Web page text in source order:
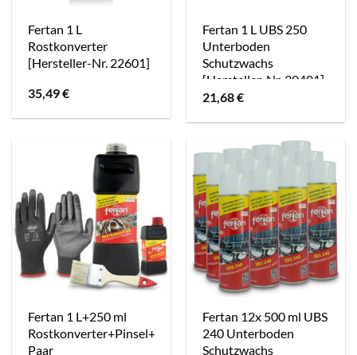
Fertan 1 L
Rostkonverter
[Hersteller-Nr. 22601]
35,49€
Fertan 1 L UBS 250
Unterboden
Schutzwachs
[Hersteller-Nr. 30401]
21,68€
Fertan 1 L+250 ml
Rostkonverter+Pinsel+1
Paar
Fertan 12x 500 ml UBS
240 Unterboden
Schutzwachs